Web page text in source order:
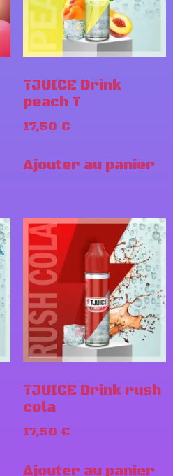
TJUICE Drink
peach T
17,50 €
Ajouter au panier
TJUICE Drink rush
cola
17,50 €
Ajouter au panier